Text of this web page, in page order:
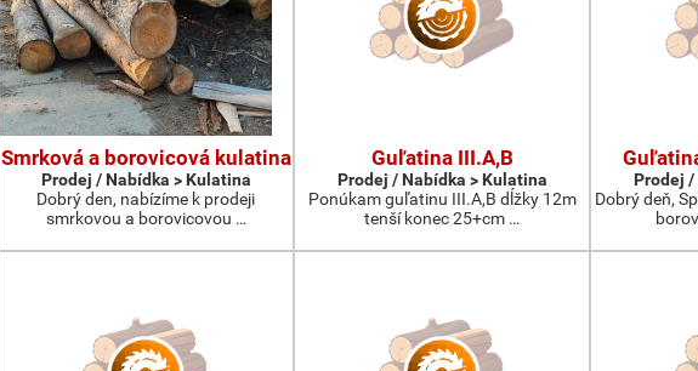
Smrková a borovicová kulatina
Prodej / Nabídka > Kulatina
Dobrý den, nabízíme k prodeji
smrkovou a borovicovou …
Guľatina III.A,B
Prodej / Nabídka > Kulatina
Ponúkam guľatinu III.A,B dĺžky 12m
tenší konec 25+cm …
Prodej /
Dobrý deň,